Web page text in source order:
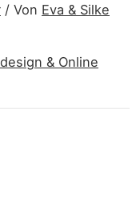
/ Von Eva & Silke